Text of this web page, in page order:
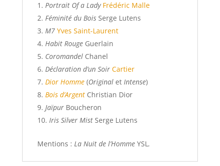
Portrait Of a Lady Frédéric Malle
Féminité du BoisSerge Lutens
M7 Yves Saint-Laurent
Habit RougeGuerlain
CoromandelChanel
Déclaration d’un Soir Cartier
Dior Homme(Original etIntense)
Bois d’ArgentChristian Dior
JaïpurBoucheron
Iris Silver MistSerge Lutens
Mentions : La Nuit de l’Homme YSL.